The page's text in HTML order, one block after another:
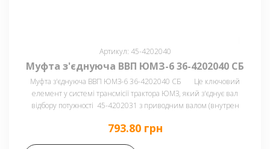
Артикул: 45-4202040
Муфта з'єднуюча ВВП ЮМЗ-6 36-4202040 СБ
Муфта з'єднуюча ВВП ЮМЗ-6 36-4202040 СБ Це ключовий
елемент у системі трансмісії трактора ЮМЗ, який з'єднує вал
відбору потужності 45-4202031 з приводним валом (внутрен
793.80 грн